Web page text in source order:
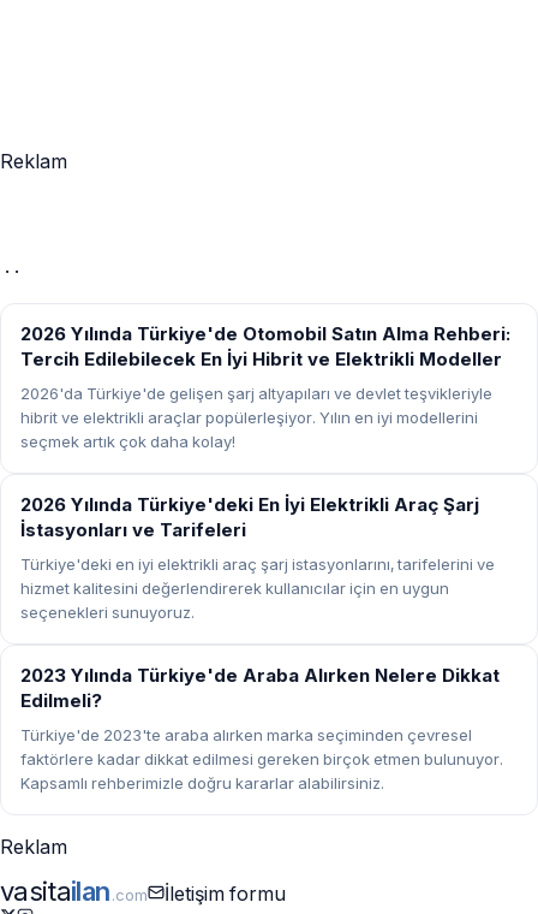
Reklam
· ·
REHBER
2026 Yılında Türkiye'de Otomobil Satın Alma Rehberi:
Tercih Edilebilecek En İyi Hibrit ve Elektrikli Modeller
2026'da Türkiye'de gelişen şarj altyapıları ve devlet teşvikleriyle
hibrit ve elektrikli araçlar popülerleşiyor. Yılın en iyi modellerini
seçmek artık çok daha kolay!
REHBER
2026 Yılında Türkiye'deki En İyi Elektrikli Araç Şarj
İstasyonları ve Tarifeleri
Türkiye'deki en iyi elektrikli araç şarj istasyonlarını, tarifelerini ve
hizmet kalitesini değerlendirerek kullanıcılar için en uygun
seçenekleri sunuyoruz.
REHBER
2023 Yılında Türkiye'de Araba Alırken Nelere Dikkat
Edilmeli?
Türkiye'de 2023'te araba alırken marka seçiminden çevresel
faktörlere kadar dikkat edilmesi gereken birçok etmen bulunuyor.
Kapsamlı rehberimizle doğru kararlar alabilirsiniz.
Reklam
vasitailan.com İletişim formu